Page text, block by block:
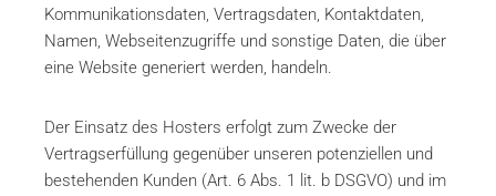
Kommunikationsdaten, Vertragsdaten, Kontaktdaten,
Namen, Webseitenzugriffe und sonstige Daten, die über
eine Website generiert werden, handeln.
Der Einsatz des Hosters erfolgt zum Zwecke der
Vertragserfüllung gegenüber unseren potenziellen und
bestehenden Kunden (Art. 6 Abs. 1 lit. b DSGVO) und im